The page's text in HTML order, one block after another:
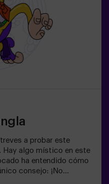
a probar este
Hay algo místico en este
ha entendido cómo
consejo: ¡No